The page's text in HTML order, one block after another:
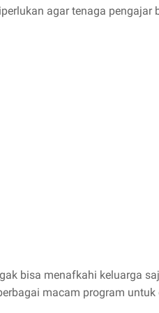
agar tenaga pengajar
bisa menafkahi keluarga
macam program untuk